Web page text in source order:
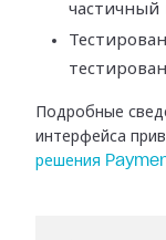
частичный
Подробные
интерфейса
решения